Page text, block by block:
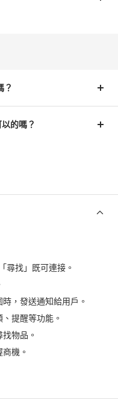
？
的嗎？
尋找」既可連接。
，發送通知給用戶。
提醒等功能。
物品。
機。